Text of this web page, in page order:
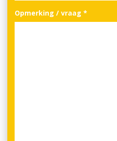
Opmerking / vraag *